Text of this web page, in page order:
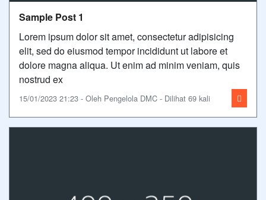
Sample Post 1
Lorem ipsum dolor sit amet, consectetur adipisicing
elit, sed do eiusmod tempor incididunt ut labore et
dolore magna aliqua. Ut enim ad minim veniam, quis
nostrud ex
15/01/2023 21:23 - Oleh Pengelola DMC - Dilihat 69 kali